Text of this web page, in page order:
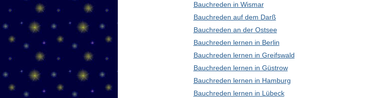
Bauchreden in Wismar
Bauchreden auf dem Darß
Bauchreden an der Ostsee
Bauchreden lernen in Berlin
Bauchreden lernen in Greifswald
Bauchreden lernen in Güstrow
Bauchreden lernen in Hamburg
Bauchreden lernen in Lübeck